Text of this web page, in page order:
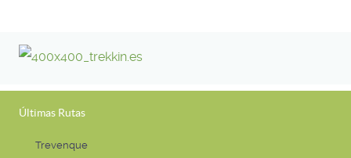
Últimas Rutas
Trevenque